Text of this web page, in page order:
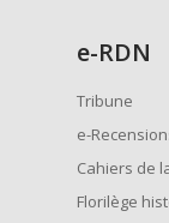
e-RDN
Tribune
e-
Cahiers de
Florilège